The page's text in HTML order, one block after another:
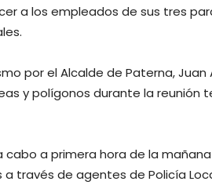
a los empleados de sus tres
por el Alcalde de Paterna, Juan
y polígonos durante la reunión
cabo a primera hora de la
través de agentes de Policía